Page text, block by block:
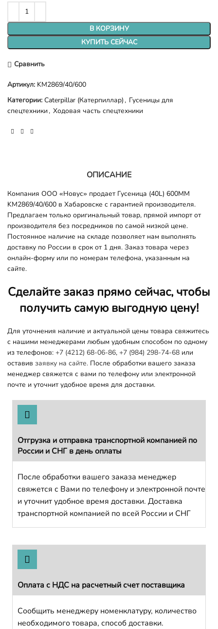
В КОРЗИНУ
КУПИТЬ СЕЙЧАС
Сравнить
Артикул: KM2869/40/600
Категории: Caterpillar (Катерпиллар) , Гусеницы для
спецтехники , Ходовая часть спецтехники
ОПИСАНИЕ
Компания ООО «Новус» продает Гусеница (40L) 600MM
KM2869/40/600 в Хабаровске с гарантией производителя.
Предлагаем только оригинальный товар, прямой импорт от
производителя без посредников по самой низкой цене.
Постоянное наличие на складе позволяет нам выполнять
доставку по России в срок от 1 дня. Заказ товара через
онлайн-форму или по номерам телефона, указанным на
сайте.
Сделайте заказ прямо сейчас, чтобы
получить самую выгодную цену!
Для уточнения наличие и актуальной цены товара свяжитесь
с нашими менеджерами любым удобным способом по одному
из телефонов: +7 (4212) 68-06-86, +7 (984) 298-74-68 или
оставив заявку на сайте. После обработки вашего заказа
менеджер свяжется с вами по телефону или электронной
почте и уточнит удобное время для доставки.
Отгрузка и отправка транспортной компанией по
России и СНГ в день оплаты
После обработки вашего заказа менеджер
свяжется с Вами по телефону и электронной почте
и уточнит удобное время доставки. Доставка
транспортной компанией по всей России и СНГ
Оплата с НДС на расчетный счет поставщика
Сообщить менеджеру номенклатуру, количество
необходимого товара, способ доставки.